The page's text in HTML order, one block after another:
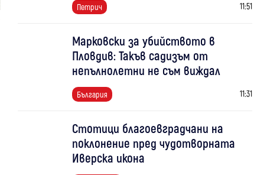
Петрич 11:51
Марковски за убийството в
Пловдив: Такъв садизъм от
непълнолетни не съм виждал
България 11:31
Стотици благоевградчани на
поклонение пред чудотворната
Иверска икона